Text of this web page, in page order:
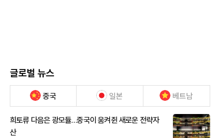
글로벌 뉴스
중국 일본 베트남
희토류 다음은 광모듈…중국이 움켜쥔 새로운 전략자
산